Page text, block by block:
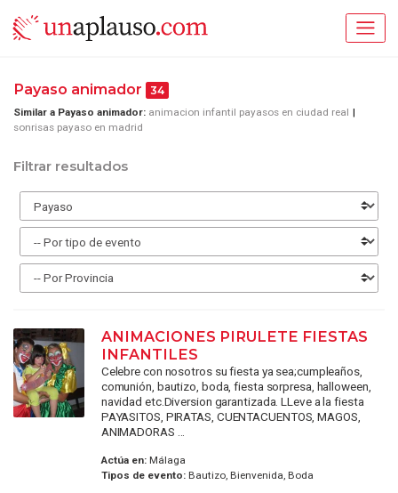
Payaso animador 34
Similar a Payaso animador: animacion infantil payasos en ciudad real
sonrisas payaso en madrid
Filtrar resultados
ANIMACIONES PIRULETE FIESTAS
INFANTILES
Celebre con nosotros su fiesta ya sea;cumpleaños,
comunión, bautizo, boda, fiesta sorpresa, halloween,
navidad etc.Diversion garantizada. LLeve a la fiesta
PAYASITOS, PIRATAS, CUENTACUENTOS, MAGOS,
ANIMADORAS ...
Actúa en:Málaga
Tipos de evento:Bautizo, Bienvenida, Boda